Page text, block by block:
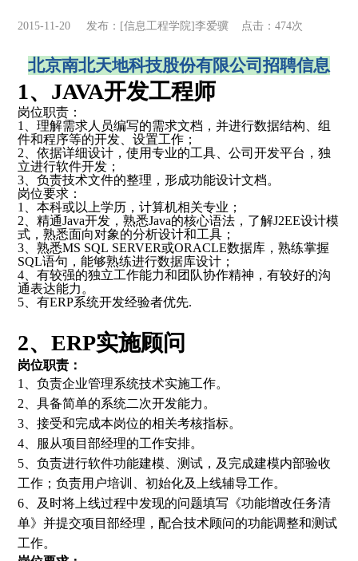
2015-11-20 发布：[信息工程学院]李爱骥 点击： 474次
北京南北天地科技股份有限公司招聘信息
1、JAVA开发工程师
岗位职责：
1、理解需求人员编写的需求文档，并进行数据结构、组
件和程序等的开发、设置工作；
2、依据详细设计，使用专业的工具、公司开发平台，独
立进行软件开发；
3、负责技术文件的整理，形成功能设计文档。
岗位要求：
1、本科或以上学历，计算机相关专业；
2、精通Java开发，熟悉Java的核心语法，了解J2EE设计模
式，熟悉面向对象的分析设计和工具；
3、熟悉MS SQL SERVER或ORACLE数据库，熟练掌握
SQL语句，能够熟练进行数据库设计；
4、有较强的独立工作能力和团队协作精神，有较好的沟
通表达能力。
5、有ERP系统开发经验者优先.
2、ERP实施顾问
岗位职责：
1、负责企业管理系统技术实施工作。
2、具备简单的系统二次开发能力。
3、接受和完成本岗位的相关考核指标。
4、服从项目部经理的工作安排。
5、负责进行软件功能建模、测试，及完成建模内部验收
工作；负责用户培训、初始化及上线辅导工作。
6、及时将上线过程中发现的问题填写《功能增改任务清
单》并提交项目部经理，配合技术顾问的功能调整和测试
工作。